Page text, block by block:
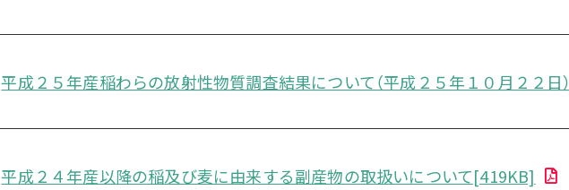
平成２５年産稲わらの放射性物質調査結果について（平成２５年１０月２２日）
平成２４年産以降の稲及び麦に由来する副産物の取扱いについて[419KB]